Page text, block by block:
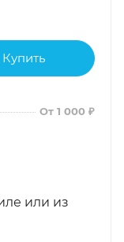
Купить
От 1 000 ₽
или из